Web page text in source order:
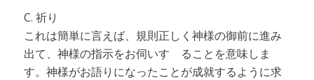
C. 祈り
これは簡単に言えば、規則正しく神様の御前に進み
出て、神様の指示をお伺いす ることを意味しま
す。神様がお語りになったことが成就するように求